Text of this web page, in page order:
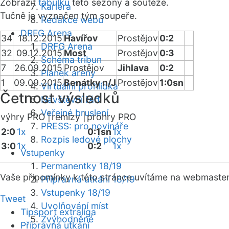
Kariéra
Redakce webu
DRFG Arena
DRFG Arena
Schéma tribun
Plánek areny
Virtuální prohlídka
Návštěvní řád
Veřejné bruslení
PRESS: pro novináře
Rozpis ledové plochy
Vstupenky
Permanentky 18/19
Přípravná utkání 18/19
Vstupenky 18/19
Uvolňování míst
Zvýhodněné
Zobrazit tabulku této sezóny a soutěže.
Tučně je vyznačen tým soupeře.
34 18.12.2015 Havířov Prostějov 0:2
32 09.12.2015Most Prostějov 0:3
7
26.09.2015 Prostějov Jihlava
0:2
1
09.09.2015Benátky n/JProstějov 1:0sn
Četnost výsledků
výhry PRO |remízy |prohry PRO
2:01x
3:01x
0:1sn1x
0:2
1x
Vaše připomínky k této stránce uvítáme na webmaster
Tweet
Tipsport extraliga
Přípravná utkání